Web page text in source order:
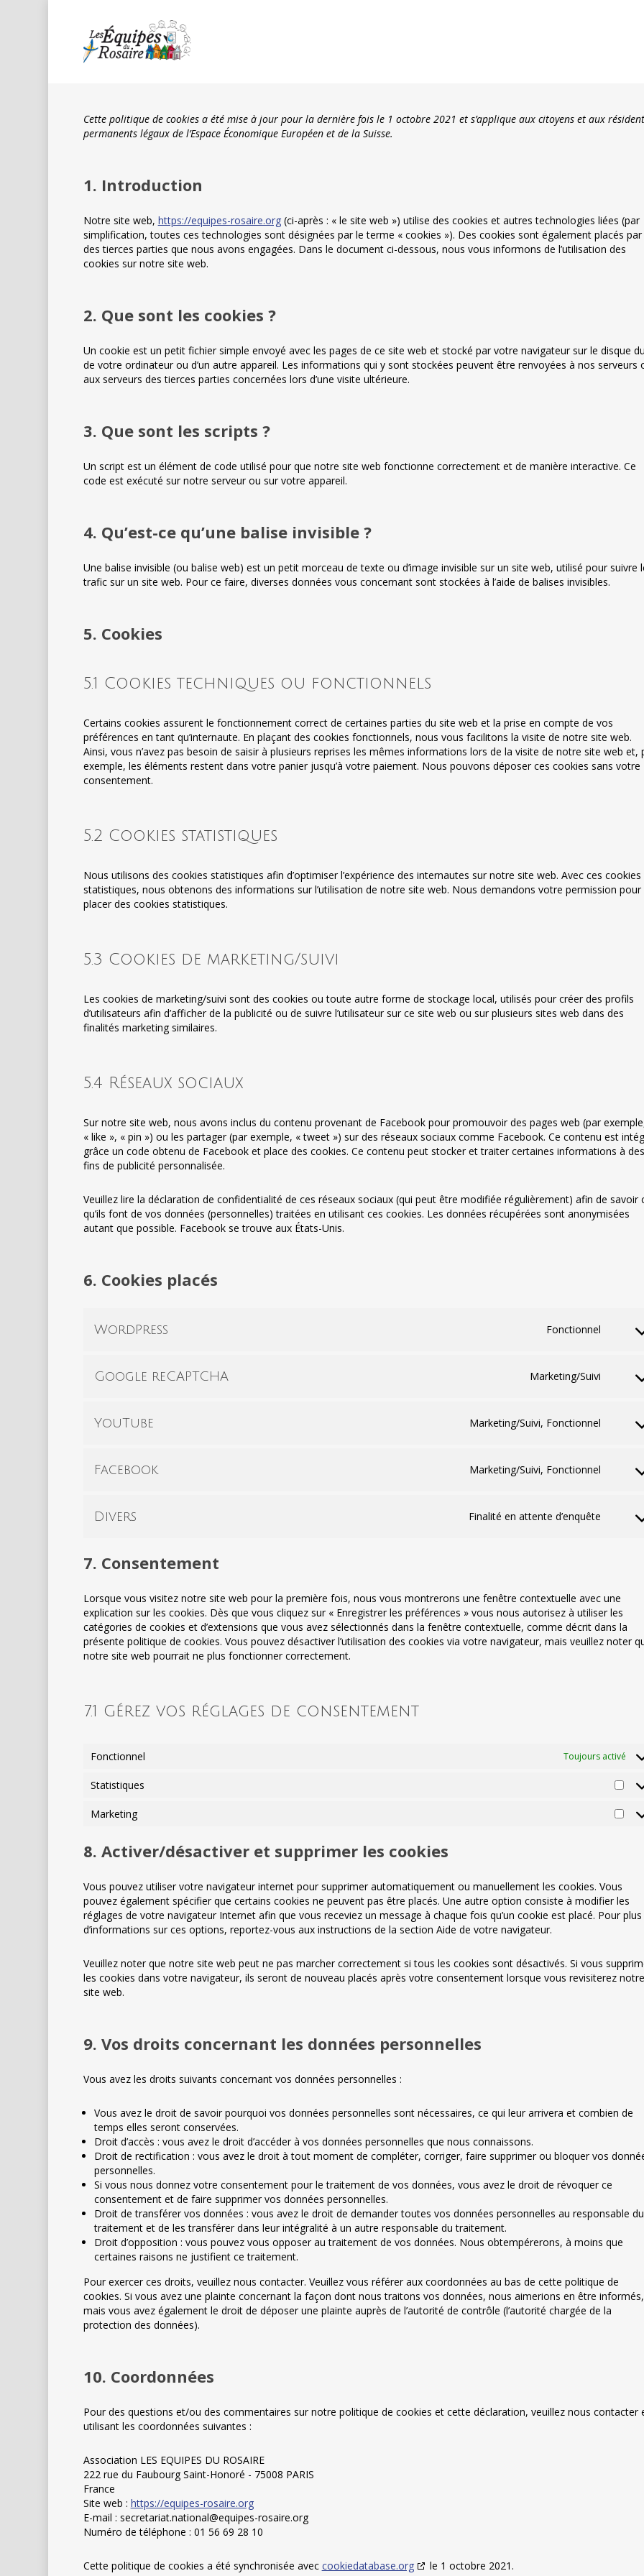
Cette politique de cookies a été mise à jour pour la dernière fois le 1 octobre 2021 et s’applique aux citoyens et aux
permanents légaux de l’Espace Économique Européen et de la Suisse.
1. Introduction
Notre site web, https://equipes-rosaire.org(ci-après : « le site web ») utilise des cookies et autres technologies liées (par
simplification, toutes ces technologies sont désignées par le terme « cookies »). Des cookies sont également placés par
des tierces parties que nous avons engagées. Dans le document ci-dessous, nous vous informons de l’utilisation des
cookies sur notre site web.
2. Que sont les cookies ?
Un cookie est un petit fichier simple envoyé avec les pages de ce site web et stocké par votre navigateur sur le disque
de votre ordinateur ou d’un autre appareil. Les informations qui y sont stockées peuvent être renvoyées à nos serveurs
aux serveurs des tierces parties concernées lors d’une visite ultérieure.
3. Que sont les scripts ?
Un script est un élément de code utilisé pour que notre site web fonctionne correctement et de manière interactive. Ce
code est exécuté sur notre serveur ou sur votre appareil.
4. Qu’est-ce qu’une balise invisible ?
Une balise invisible (ou balise web) est un petit morceau de texte ou d’image invisible sur un site web, utilisé pour suivre
trafic sur un site web. Pour ce faire, diverses données vous concernant sont stockées à l’aide de balises invisibles.
5. Cookies
5.1 Cookies techniques ou fonctionnels
Certains cookies assurent le fonctionnement correct de certaines parties du site web et la prise en compte de vos
préférences en tant qu’internaute. En plaçant des cookies fonctionnels, nous vous facilitons la visite de notre site web.
Ainsi, vous n’avez pas besoin de saisir à plusieurs reprises les mêmes informations lors de la visite de notre site web et,
exemple, les éléments restent dans votre panier jusqu’à votre paiement. Nous pouvons déposer ces cookies sans votre
consentement.
5.2 Cookies statistiques
Nous utilisons des cookies statistiques afin d’optimiser l’expérience des internautes sur notre site web. Avec ces cookies
statistiques, nous obtenons des informations sur l’utilisation de notre site web. Nous demandons votre permission pour
placer des cookies statistiques.
5.3 Cookies de marketing/suivi
Les cookies de marketing/suivi sont des cookies ou toute autre forme de stockage local, utilisés pour créer des profils
d’utilisateurs afin d’afficher de la publicité ou de suivre l’utilisateur sur ce site web ou sur plusieurs sites web dans des
finalités marketing similaires.
5.4 Réseaux sociaux
Sur notre site web, nous avons inclus du contenu provenant de Facebook pour promouvoir des pages web (par
« like », « pin ») ou les partager (par exemple, « tweet ») sur des réseaux sociaux comme Facebook. Ce contenu est
grâce un code obtenu de Facebook et place des cookies. Ce contenu peut stocker et traiter certaines informations à des
fins de publicité personnalisée.
Veuillez lire la déclaration de confidentialité de ces réseaux sociaux (qui peut être modifiée régulièrement) afin de savoir
qu’ils font de vos données (personnelles) traitées en utilisant ces cookies. Les données récupérées sont anonymisées
autant que possible. Facebook se trouve aux États-Unis.
6. Cookies placés
WordPress Fonctionnel
Google reCAPTCHA Marketing/Suivi
YouTube Marketing/Suivi, Fonctionnel
Facebook Marketing/Suivi, Fonctionnel
Divers Finalité en attente d’enquête
7. Consentement
Lorsque vous visitez notre site web pour la première fois, nous vous montrerons une fenêtre contextuelle avec une
explication sur les cookies. Dès que vous cliquez sur « Enregistrer les préférences » vous nous autorisez à utiliser les
catégories de cookies et d’extensions que vous avez sélectionnés dans la fenêtre contextuelle, comme décrit dans la
présente politique de cookies. Vous pouvez désactiver l’utilisation des cookies via votre navigateur, mais veuillez noter
notre site web pourrait ne plus fonctionner correctement.
7.1 Gérez vos réglages de consentement
Fonctionnel Toujours activé
Statistiques
Marketing
8. Activer/désactiver et supprimer les cookies
Vous pouvez utiliser votre navigateur internet pour supprimer automatiquement ou manuellement les cookies. Vous
pouvez également spécifier que certains cookies ne peuvent pas être placés. Une autre option consiste à modifier les
réglages de votre navigateur Internet afin que vous receviez un message à chaque fois qu’un cookie est placé. Pour plus
d’informations sur ces options, reportez-vous aux instructions de la section Aide de votre navigateur.
Veuillez noter que notre site web peut ne pas marcher correctement si tous les cookies sont désactivés. Si vous
les cookies dans votre navigateur, ils seront de nouveau placés après votre consentement lorsque vous revisiterez notre
site web.
9. Vos droits concernant les données personnelles
Vous avez les droits suivants concernant vos données personnelles :
Vous avez le droit de savoir pourquoi vos données personnelles sont nécessaires, ce qui leur arrivera et combien de
temps elles seront conservées.
Droit d’accès : vous avez le droit d’accéder à vos données personnelles que nous connaissons.
Droit de rectification : vous avez le droit à tout moment de compléter, corriger, faire supprimer ou bloquer vos
personnelles.
Si vous nous donnez votre consentement pour le traitement de vos données, vous avez le droit de révoquer ce
consentement et de faire supprimer vos données personnelles.
Droit de transférer vos données : vous avez le droit de demander toutes vos données personnelles au responsable du
traitement et de les transférer dans leur intégralité à un autre responsable du traitement.
Droit d’opposition : vous pouvez vous opposer au traitement de vos données. Nous obtempérerons, à moins que
certaines raisons ne justifient ce traitement.
Pour exercer ces droits, veuillez nous contacter. Veuillez vous référer aux coordonnées au bas de cette politique de
cookies. Si vous avez une plainte concernant la façon dont nous traitons vos données, nous aimerions en être informés,
mais vous avez également le droit de déposer une plainte auprès de l’autorité de contrôle (l’autorité chargée de la
protection des données).
10. Coordonnées
Pour des questions et/ou des commentaires sur notre politique de cookies et cette déclaration, veuillez nous contacter
utilisant les coordonnées suivantes :
Association LES EQUIPES DU ROSAIRE
222 rue du Faubourg Saint-Honoré - 75008 PARIS
France
Site web : https://equipes-rosaire.org
E-mail : secretariat.national@equipes-rosaire.org
Numéro de téléphone : 01 56 69 28 10
Cette politique de cookies a été synchronisée avec cookiedatabase.org le 1 octobre 2021.